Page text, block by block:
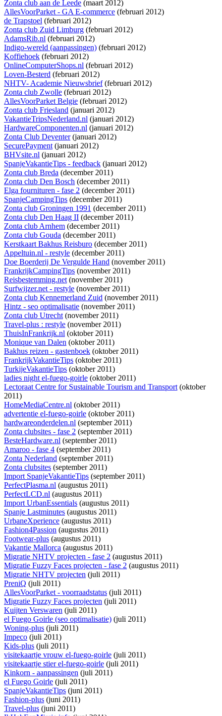
Zonta club aan de Leede (maart 2012)
AllesVoorParket - GA E-commerce (februari 2012)
de Trapstoel (februari 2012)
Zonta club Zuid Limburg (februari 2012)
AdamsRib.nl (februari 2012)
Indigo-wereld (aanpassingen) (februari 2012)
Koffiehoek (februari 2012)
OnlineComputerShops.nl (februari 2012)
Loven-Besterd (februari 2012)
NHTV- Academie Nieuwsbrief(februari 2012)
Zonta club Zwolle (februari 2012)
AllesVoorParket Belgie (februari 2012)
Zonta club Friesland (januari 2012)
VakantieTripsNederland.nl (januari 2012)
HardwareComponenten.nl (januari 2012)
Zonta Club Deventer(januari 2012)
SecurePayment(januari 2012)
BHVsite.nl (januari 2012)
SpanjeVakantieTips - feedback (januari 2012)
Zonta club Breda (december 2011)
Zonta club Den Bosch (december 2011)
Elga fournituren - fase 2 (december 2011)
SpanjeCampingTips (december 2011)
Zonta club Groningen 1991 (december 2011)
Zonta club Den Haag II (december 2011)
Zonta club Arnhem (december 2011)
Zonta club Gouda (december 2011)
Kerstkaart Bakhus Reisburo (december 2011)
Appeltuin.nl - restyle (december 2011)
Doe Boerderij De Vergulde Hand (november 2011)
FrankrijkCampingTips (november 2011)
Reisbestemming.net(november 2011)
Surfwijzer.net - restyle (november 2011)
Zonta club Kennemerland Zuid (november 2011)
Hintz - seo optimalisatie (november 2011)
Zonta club Utrecht(november 2011)
Travel-plus : restyle (november 2011)
ThuisInFrankrijk.nl (oktober 2011)
Monique van Dalen (oktober 2011)
Bakhus reizen - gastenboek (oktober 2011)
FrankrijkVakantieTips (oktober 2011)
TurkijeVakantieTips (oktober 2011)
ladies night el-fuego-goirle (oktober 2011)
Lectoraat Centre for Sustainable Tourism and Transport(oktober
2011)
HomeMediaCentre.nl (oktober 2011)
advertentie el-fuego-goirle (oktober 2011)
hardwareonderdelen.nl (september 2011)
Zonta clubsites - fase 2 (september 2011)
BesteHardware.nl (september 2011)
Amaroo - fase 4 (september 2011)
Zonta Nederland (september 2011)
Zonta clubsites (september 2011)
Import SpanjeVakantieTips (september 2011)
PerfectPlasma.nl (augustus 2011)
PerfectLCD.nl (augustus 2011)
Import UrbanEssentials (augustus 2011)
Spanje Lastminutes (augustus 2011)
UrbaneXperience (augustus 2011)
Fashion4Passion (augustus 2011)
Footwear-plus (augustus 2011)
Vakantie Mallorca (augustus 2011)
Migratie NHTV projecten - fase 2 (augustus 2011)
Migratie Fuzzy Faces projecten - fase 2 (augustus 2011)
Migratie NHTV projecten (juli 2011)
PreniQ (juli 2011)
AllesVoorParket - voorraadstatus (juli 2011)
Migratie Fuzzy Faces projecten (juli 2011)
Kuijten Verswaren (juli 2011)
el Fuego Goirle (seo optimalisatie) (juli 2011)
Woning-plus (juli 2011)
Impeco (juli 2011)
Kids-plus (juli 2011)
visitekaartje vrouw el-fuego-goirle (juli 2011)
visitekaartje stier el-fuego-goirle (juli 2011)
Kinkorn - aanpassingen (juli 2011)
el Fuego Goirle (juli 2011)
SpanjeVakantieTips (juni 2011)
Fashion-plus (juni 2011)
Travel-plus (juni 2011)